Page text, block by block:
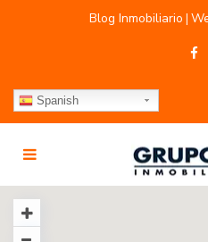
Blog Inmobiliario |
Spanish